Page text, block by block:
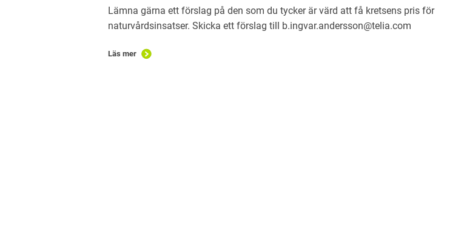
Lämna gärna ett förslag på den som du tycker är värd att få kretsens pris för
naturvårdsinsatser. Skicka ett förslag till b.ingvar.andersson@telia.com
Läs mer